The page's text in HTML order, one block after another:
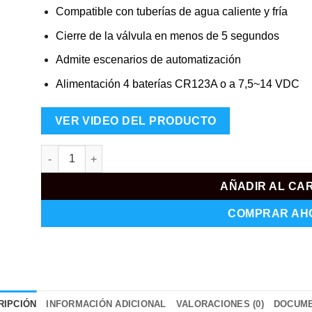
Compatible con tuberías de agua caliente y fría
Cierre de la válvula en menos de 5 segundos
Admite escenarios de automatización
Alimentación 4 baterías CR123A o a 7,5~14 VDC
VER VIDEO DEL PRODUCTO
AJ-WATERSTOP-1/2-B cantidad
AÑADIR AL
COMPRAR
INFORMACIÓN ADICIONAL VALORACIONES (0)